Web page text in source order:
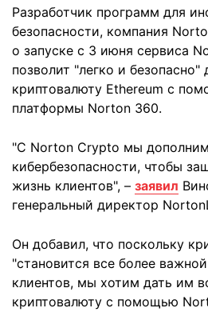
Разработчик программ для
безопасности, компания
о запуске с 3 июня сервиса
позволит "легко и безопасно"
криптовалюту Ethereum с
платформы Norton 360.
"С Norton Crypto мы
кибербезопасности, чтобы
жизнь клиентов", – заявил
генеральный директор
Он добавил, что поскольку
"становится все более
клиентов, мы хотим дать им
криптовалюту с помощью